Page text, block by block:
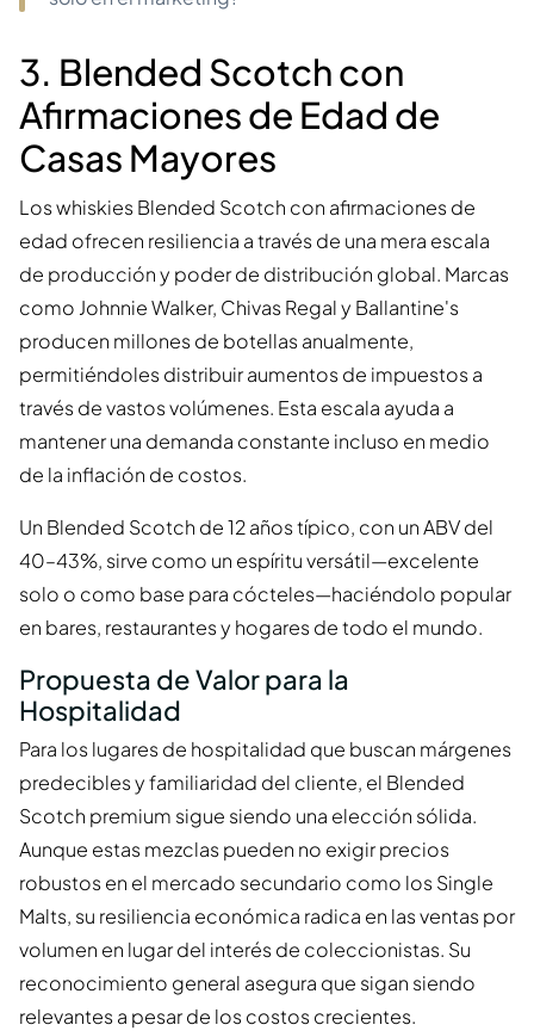
3. Blended Scotch con
Afirmaciones de Edad de
Casas Mayores
Los whiskies Blended Scotch con afirmaciones de
edad ofrecen resiliencia a través de una mera escala
de producción y poder de distribución global. Marcas
como Johnnie Walker, Chivas Regal y Ballantine's
producen millones de botellas anualmente,
permitiéndoles distribuir aumentos de impuestos a
través de vastos volúmenes. Esta escala ayuda a
mantener una demanda constante incluso en medio
de la inflación de costos.
Un Blended Scotch de 12 años típico, con un ABV del
40–43%, sirve como un espíritu versátil—excelente
solo o como base para cócteles—haciéndolo popular
en bares, restaurantes y hogares de todo el mundo.
Propuesta de Valor para la
Hospitalidad
Para los lugares de hospitalidad que buscan márgenes
predecibles y familiaridad del cliente, el Blended
Scotch premium sigue siendo una elección sólida.
Aunque estas mezclas pueden no exigir precios
robustos en el mercado secundario como los Single
Malts, su resiliencia económica radica en las ventas por
volumen en lugar del interés de coleccionistas. Su
reconocimiento general asegura que sigan siendo
relevantes a pesar de los costos crecientes.